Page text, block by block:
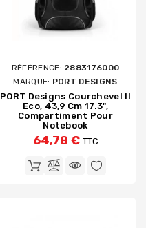
RÉFÉRENCE: 2883176000
MARQUE: PORT DESIGNS
PORT Designs Courchevel II
Eco, 43,9 Cm 17.3",
Compartiment Pour
Notebook
64,78 € TTC